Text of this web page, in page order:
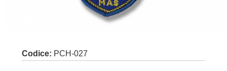
Codice: PCH-027